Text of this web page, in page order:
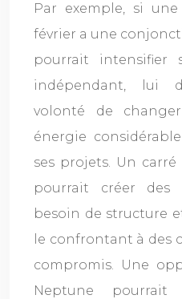
Par exemple, si
février a une
pourrait intensifier
indépendant, lui
volonté de
énergie
ses projets. Un
pourrait créer des
besoin de structure
le confrontant à des
compromis. Une
Neptune